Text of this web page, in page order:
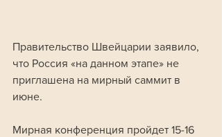
Правительство Швейцарии заявило,
что Россия «на данном этапе» не
приглашена на мирный саммит в
июне.
Мирная конференция пройдет 15-16